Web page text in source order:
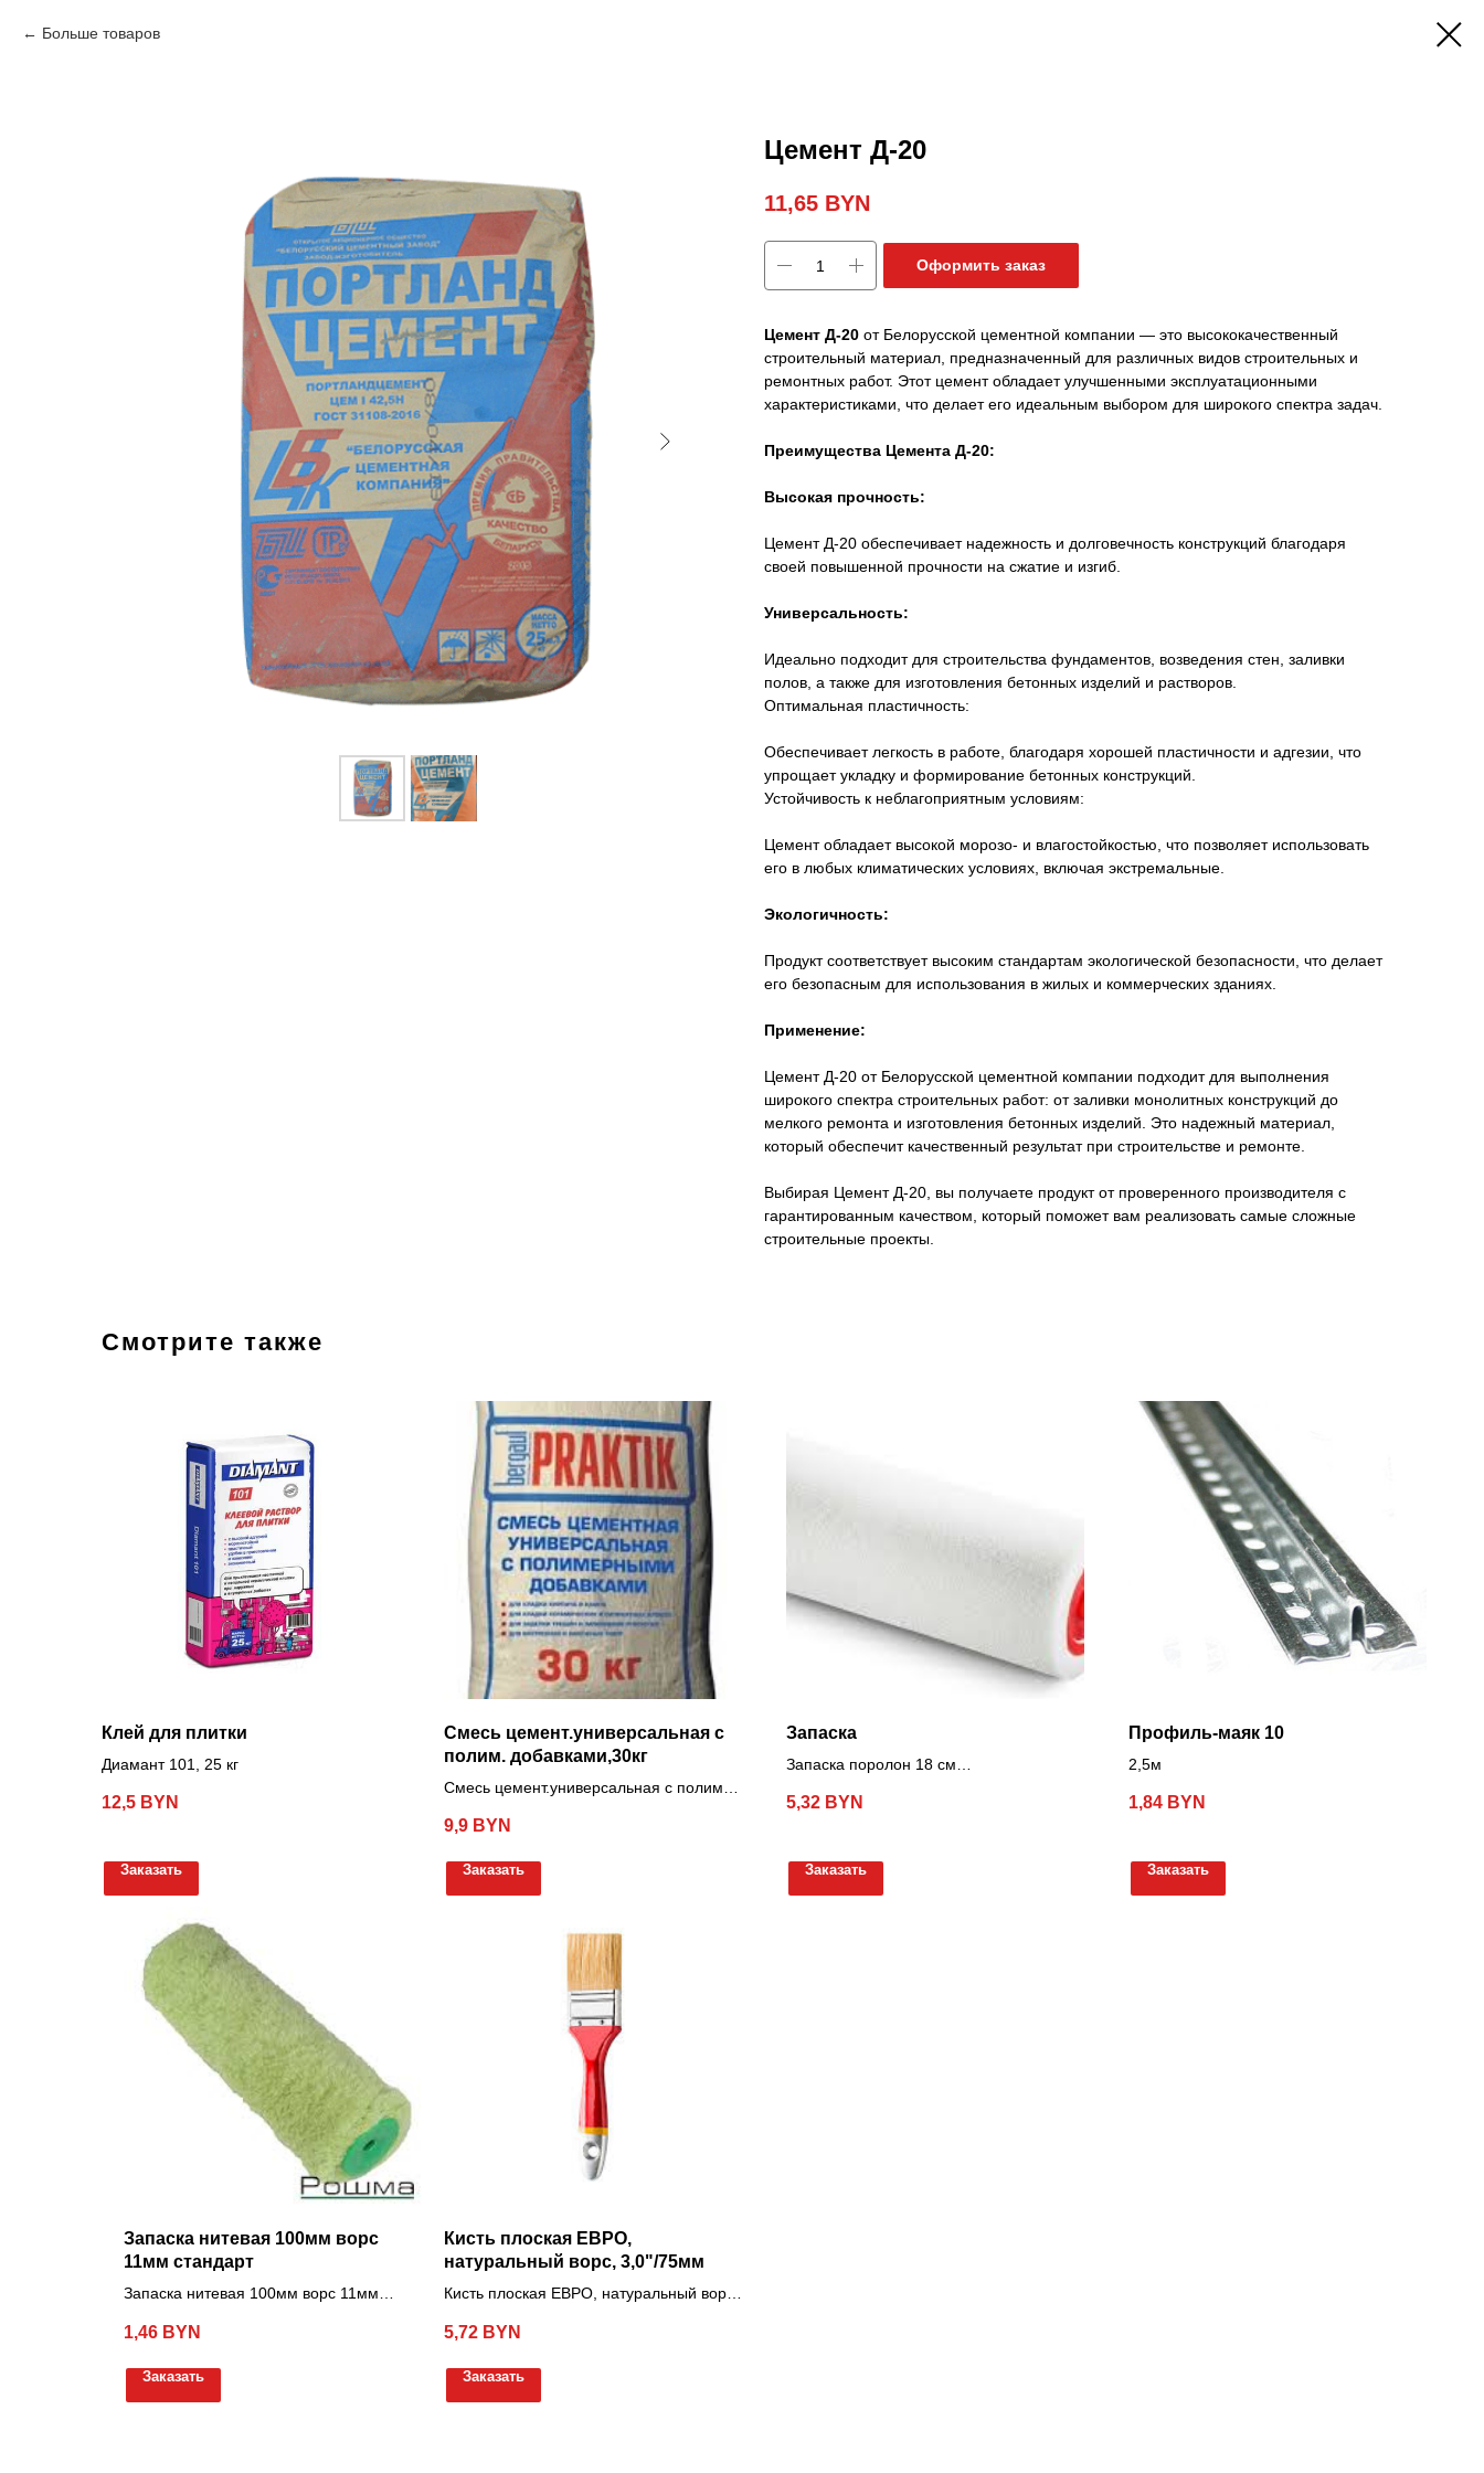
Больше товаров
Цемент Д-20
11,65 BYN
Оформить заказ
Цемент Д-20 от Белорусской цементной компании — это высококачественный
строительный материал, предназначенный для различных видов строительных и
ремонтных работ. Этот цемент обладает улучшенными эксплуатационными
характеристиками, что делает его идеальным выбором для широкого спектра задач.
Преимущества Цемента Д-20:
Высокая прочность:
Цемент Д-20 обеспечивает надежность и долговечность конструкций благодаря
своей повышенной прочности на сжатие и изгиб.
Универсальность:
Идеально подходит для строительства фундаментов, возведения стен, заливки
полов, а также для изготовления бетонных изделий и растворов.
Оптимальная пластичность:
Обеспечивает легкость в работе, благодаря хорошей пластичности и адгезии, что
упрощает укладку и формирование бетонных конструкций.
Устойчивость к неблагоприятным условиям:
Цемент обладает высокой морозо- и влагостойкостью, что позволяет использовать
его в любых климатических условиях, включая экстремальные.
Экологичность:
Продукт соответствует высоким стандартам экологической безопасности, что делает
его безопасным для использования в жилых и коммерческих зданиях.
Применение:
Цемент Д-20 от Белорусской цементной компании подходит для выполнения
широкого спектра строительных работ: от заливки монолитных конструкций до
мелкого ремонта и изготовления бетонных изделий. Это надежный материал,
который обеспечит качественный результат при строительстве и ремонте.
Выбирая Цемент Д-20, вы получаете продукт от проверенного производителя с
гарантированным качеством, который поможет вам реализовать самые сложные
строительные проекты.
Смотрите также
Клей для плитки
Диамант 101, 25 кг
12,5 BYN
Заказать
Смесь цемент.универсальная с
полим. добавками,30кг
Смесь цемент.универсальная с полим.
9,9 BYN
Заказать
Запаска
Запаска поролон 18 см
5,32 BYN
Заказать
Профиль-маяк 10
2,5м
1,84 BYN
Заказать
Запаска нитевая 100мм ворс
11мм стандарт
Запаска нитевая 100мм ворс 11мм
1,46 BYN
Заказать
Кисть плоская ЕВРО,
натуральный ворс, 3,0"/75мм
Кисть плоская ЕВРО, натуральный ворс,
5,72 BYN
Заказать